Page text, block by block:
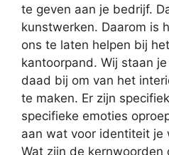
te geven aan je bedrijf.
kunstwerken. Daarom is
ons te laten helpen bij
kantoorpand. Wij staan
daad bij om van het
te maken. Er zijn
specifieke emoties
aan wat voor identiteit je
Wat zijn de